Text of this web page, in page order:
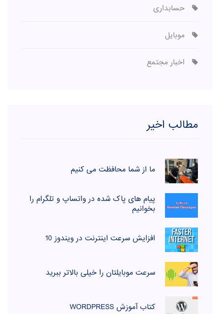
حسابداری
موبایل
اخبار مجتمع
مطالب اخیر
ما از شما محافظت می کنیم
پیام های پاک شده در واتساپ و تلگرام را
بخوانیم
افزایش سرعت اینترنت در ویندوز 10
سرعت موبایلتان را خیلی بالاتر ببرید
کتاب آموزش WORDPRESS